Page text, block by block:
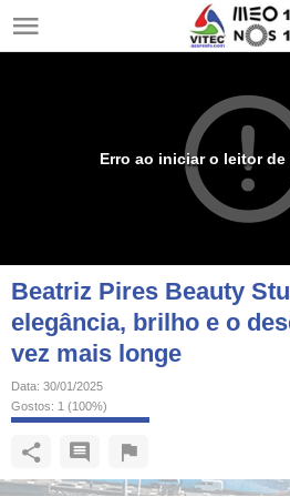
Erro ao iniciar o leitor
Beatriz Pires Beauty
elegância, brilho e o
vez mais longe
Data: 30/01/2025
Gostos: 1 (100%)